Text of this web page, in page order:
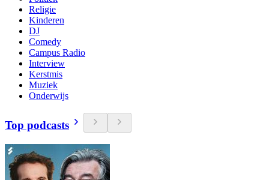
Religie
Kinderen
DJ
Comedy
Campus Radio
Interview
Kerstmis
Muziek
Onderwijs
Top podcasts